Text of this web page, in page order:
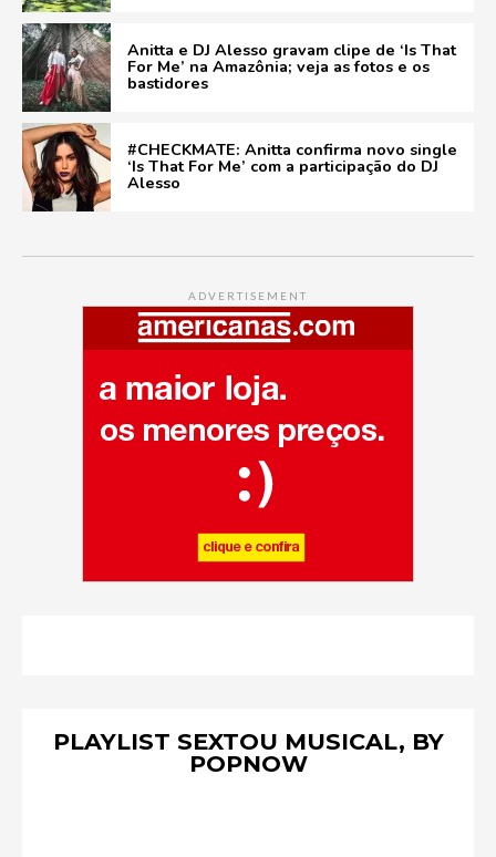
Anitta e DJ Alesso gravam clipe de ‘Is That
For Me’ na Amazônia; veja as fotos e os
bastidores
#CHECKMATE: Anitta confirma novo single
‘Is That For Me’ com a participação do DJ
Alesso
ADVERTISEMENT
PLAYLIST SEXTOU MUSICAL, BY
POPNOW